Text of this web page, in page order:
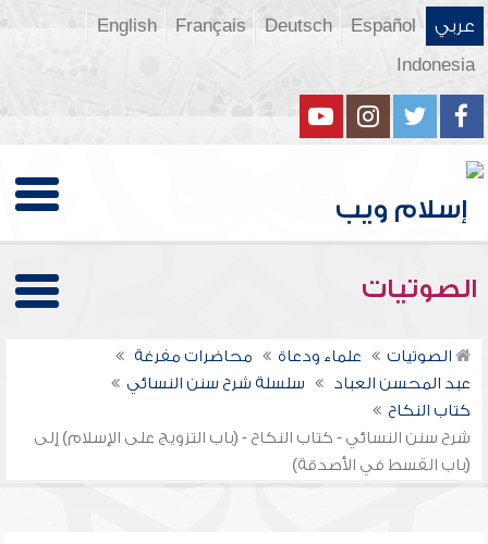
عربي Español
Deutsch
Français
English
Indonesia
الصوتيات
الصوتيات علماء ودعاة
محاضرات مفرغة
عبد المحسن العباد
سلسلة شرح سنن النسائي
كتاب النكاح
شرح سنن النسائي - كتاب النكاح - (باب التزويج على الإسلام) إلى
(باب القسط في الأصدقة)